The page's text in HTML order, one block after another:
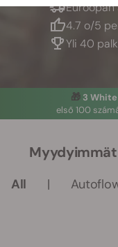
4.7 o/5
Yli 40
🎁 3
első 100
All